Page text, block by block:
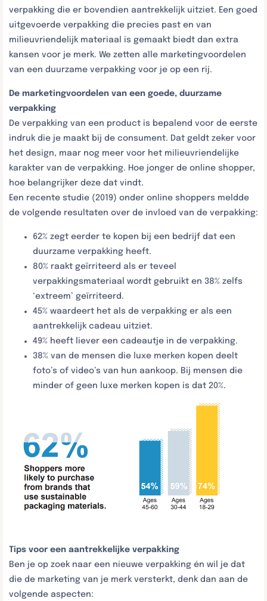
verpakking die er bovendien aantrekkelijk uitziet. Een goed
uitgevoerde verpakking die precies past en van
milieuvriendelijk materiaal is gemaakt biedt dan extra
kansen voor je merk. We zetten alle marketingvoordelen
van een duurzame verpakking voor je op een rij.
De marketingvoordelen van een goede, duurzame
verpakking
De verpakking van een product is bepalend voor de eerste
indruk die je maakt bij de consument. Dat geldt zeker voor
het design, maar nog meer voor het milieuvriendelijke
karakter van de verpakking. Hoe jonger de online shopper,
hoe belangrijker deze dat vindt.
Een recente studie (2019) onder online shoppers meldde
de volgende resultaten over de invloed van de verpakking:
62% zegt eerder te kopen bij een bedrijf dat een
duurzame verpakking heeft.
80% raakt geïrriteerd als er teveel
verpakkingsmateriaal wordt gebruikt en 38% zelfs
‘extreem’ geïrriteerd.
45% waardeert het als de verpakking er als een
aantrekkelijk cadeau uitziet.
49% heeft liever een cadeautje in de verpakking.
38% van de mensen die luxe merken kopen deelt
foto’s of video’s van hun aankoop. Bij mensen die
minder of geen luxe merken kopen is dat 20%.
Tips voor een aantrekkelijke verpakking
Ben je op zoek naar een nieuwe verpakking én wil je dat
die de marketing van je merk versterkt, denk dan aan de
volgende aspecten: